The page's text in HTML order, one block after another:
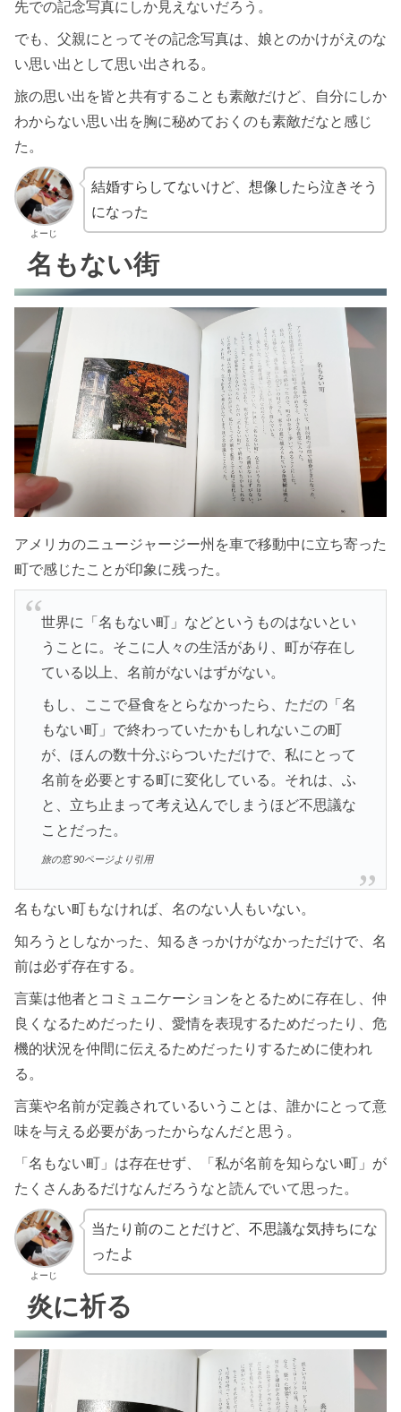
先での記念写真にしか見えないだろう。
でも、父親にとってその記念写真は、娘とのかけがえのな
い思い出として思い出される。
旅の思い出を皆と共有することも素敵だけど、自分にしか
わからない思い出を胸に秘めておくのも素敵だなと感じ
た。
よーじ
結婚すらしてないけど、想像したら泣きそう
になった
名もない街
アメリカのニュージャージー州を車で移動中に立ち寄った
町で感じたことが印象に残った。
世界に「名もない町」などというものはないとい
うことに。そこに人々の生活があり、町が存在し
ている以上、名前がないはずがない。
もし、ここで昼食をとらなかったら、ただの「名
もない町」で終わっていたかもしれないこの町
が、ほんの数十分ぶらついただけで、私にとって
名前を必要とする町に変化している。それは、ふ
と、立ち止まって考え込んでしまうほど不思議な
ことだった。
旅の窓 90ページより引用
名もない町もなければ、名のない人もいない。
知ろうとしなかった、知るきっかけがなかっただけで、名
前は必ず存在する。
言葉は他者とコミュニケーションをとるために存在し、仲
良くなるためだったり、愛情を表現するためだったり、危
機的状況を仲間に伝えるためだったりするために使われ
る。
言葉や名前が定義されているいうことは、誰かにとって意
味を与える必要があったからなんだと思う。
「名もない町」は存在せず、「私が名前を知らない町」が
たくさんあるだけなんだろうなと読んでいて思った。
よーじ
当たり前のことだけど、不思議な気持ちにな
ったよ
炎に祈る